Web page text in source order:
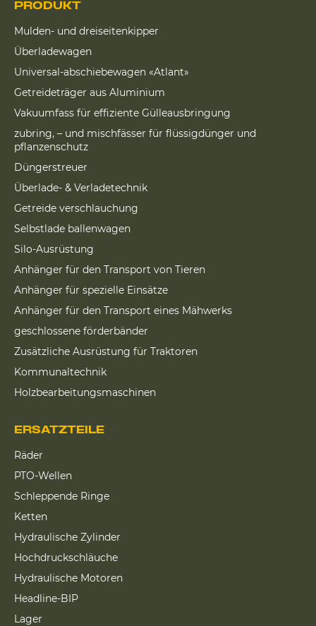
PRODUKT
Mulden- und dreiseitenkipper
Überladewagen
Universal-abschiebewagen «Atlant»
Getreideträger aus Aluminium
Vakuumfass für effiziente Gülleausbringung
zubring, – und mischfässer für flüssigdünger und
pflanzenschutz
Düngerstreuer
Überlade- & Verladetechnik
Getreide verschlauchung
Selbstlade ballenwagen
Silo-Ausrüstung
Anhänger für den Transport von Tieren
Anhänger für spezielle Einsätze
Anhänger für den Transport eines Mähwerks
geschlossene förderbänder
Zusätzliche Ausrüstung für Traktoren
Kommunaltechnik
Holzbearbeitungsmaschinen
ERSATZTEILE
Räder
PTO-Wellen
Schleppende Ringe
Ketten
Hydraulische Zylinder
Hochdruckschläuche
Hydraulische Motoren
Headline-BIP
Lager